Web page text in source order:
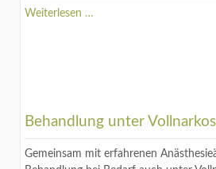
Weiterlesen …Neu
Behandlung unter
Gemeinsam mit erfahrenen